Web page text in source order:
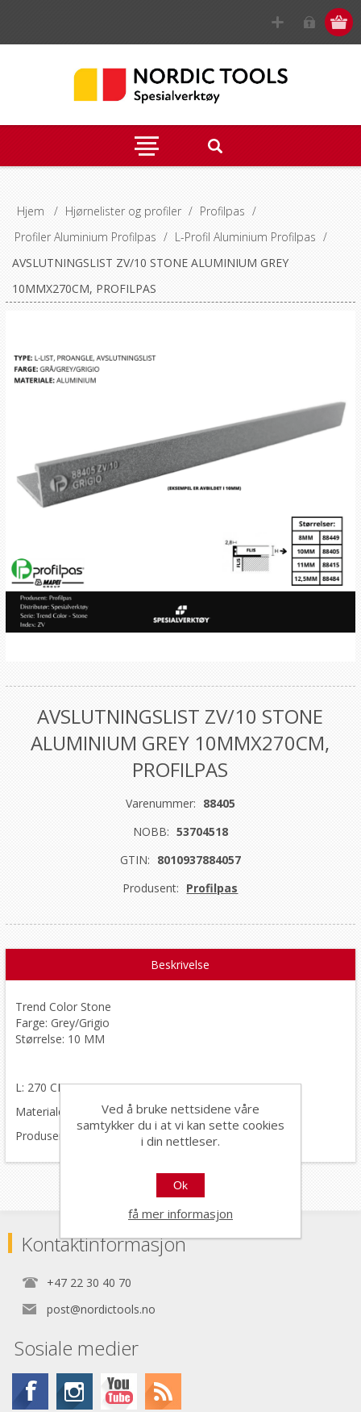
Hjem / Hjørnelister og profiler / Profilpas /
Profiler Aluminium Profilpas / L-Profil Aluminium Profilpas /
AVSLUTNINGSLIST ZV/10 STONE ALUMINIUM GREY
10MMX270CM, PROFILPAS
AVSLUTNINGSLIST ZV/10 STONE
ALUMINIUM GREY 10MMX270CM,
PROFILPAS
Varenummer: 88405
NOBB: 53704518
GTIN: 8010937884057
Produsent: Profilpas
Beskrivelse
Trend Color Stone
Farge: Grey/Grigio
Størrelse: 10 MM
L: 270 CM
Materiale: aluminium
Produsert i Italia.
Kontaktinformasjon
+47 22 30 40 70
post@nordictools.no
Sosiale medier
Ved å bruke nettsidene våre
samtykker du i at vi kan sette cookies
i din nettleser.
Ok
få mer informasjon